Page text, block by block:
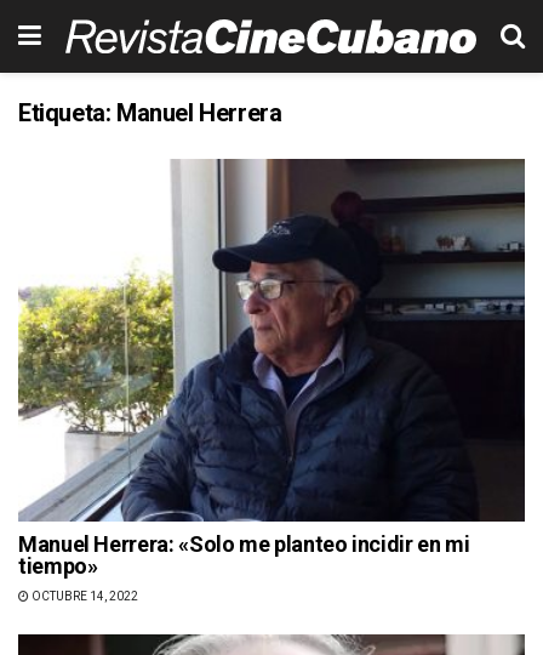
Etiqueta: Manuel Herrera
Manuel Herrera: «Solo me planteo incidir en mi
tiempo»
OCTUBRE 14, 2022